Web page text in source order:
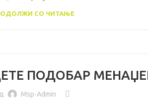
СО ЧИТАЊЕ
ПОДОБАР
Msp-Admin